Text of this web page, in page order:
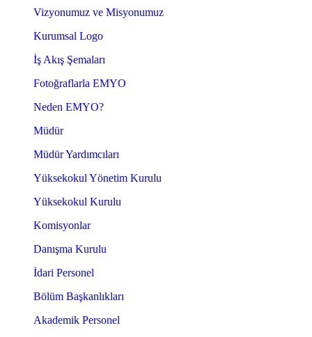
Vizyonumuz ve Misyonumuz
Kurumsal Logo
İş Akış Şemaları
Fotoğraflarla EMYO
Neden EMYO?
Müdür
Müdür Yardımcıları
Yüksekokul Yönetim Kurulu
Yüksekokul Kurulu
Komisyonlar
Danışma Kurulu
İdari Personel
Bölüm Başkanlıkları
Akademik Personel